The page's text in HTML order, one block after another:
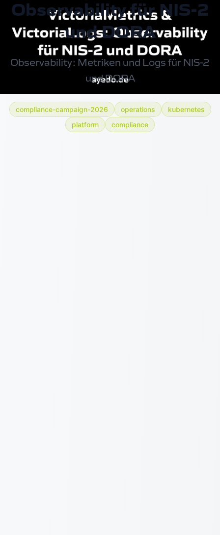
Observability für NIS-2
und DORA
Observability: Metriken und Logs für NIS-2
und DORA
compliance-campaign-2026 operations
kubernetes
platform
compliance